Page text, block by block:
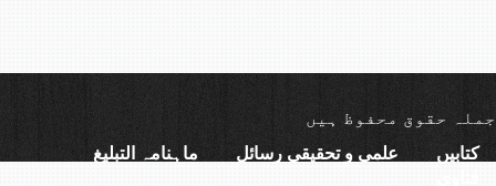
جملہ حقوق محفوظ ہیں
کتابیں
علمی و تحقیقی رسائل
ماہنامہ التبلیغ